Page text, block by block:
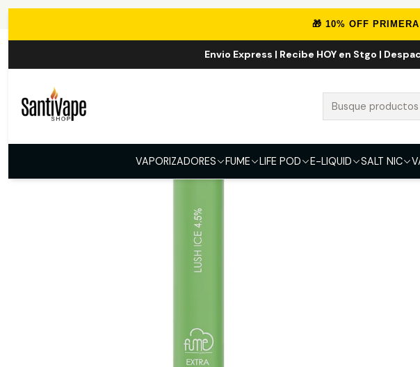
🎁 10% OFF
Envio Express | Recibe HOY en Stgo |
VAPORIZADORES FUME LIFE POD E-LIQUID SALT NIC